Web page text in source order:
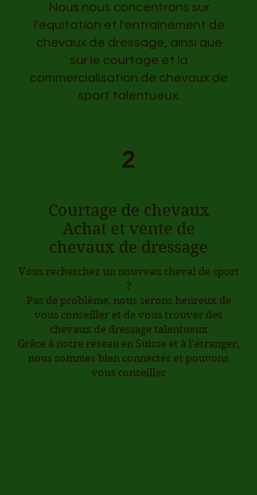
Nous nous concentrons sur
l'équitation et l'entraînement de
chevaux de dressage, ainsi que
sur le courtage et la
commercialisation de chevaux de
sport talentueux.
2
Courtage de chevaux
Achat et vente de
chevaux de dressage
Vous recherchez un nouveau cheval de sport
?
Pas de problème, nous serons heureux de
vous conseiller et de vous trouver des
chevaux de dressage talentueux
Grâce à notre réseau en Suisse et à l'étranger,
nous sommes bien connectés et pouvons
vous conseiller